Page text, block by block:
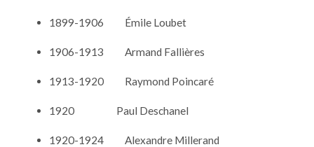
1899-1906 Émile Loubet
1906-1913 Armand Fallières
1913-1920 Raymond Poincaré
1920 Paul Deschanel
1920-1924 Alexandre Millerand